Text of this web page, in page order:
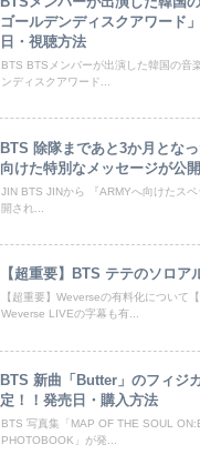
ゴールデンディスクアワード
日・視聴方法
BTS BTSメンバーが出演した韓国の音
ンディスクアワード...
BTS 除隊まであと3か月とな
向けた特別なメッセージが公開
JIN BTS JINから 『ARMYへ向けたス
開され...
【超重要】BTS テテのソロア
【超重要】Weverseの有料化について
Weverse LIVEの字幕も有...
BTS 新曲「Butter」のフィジ
定！！発売日・購入方法
BTS 写真集「MAP OF THE SOUL
PHOTOBOOK」が発...